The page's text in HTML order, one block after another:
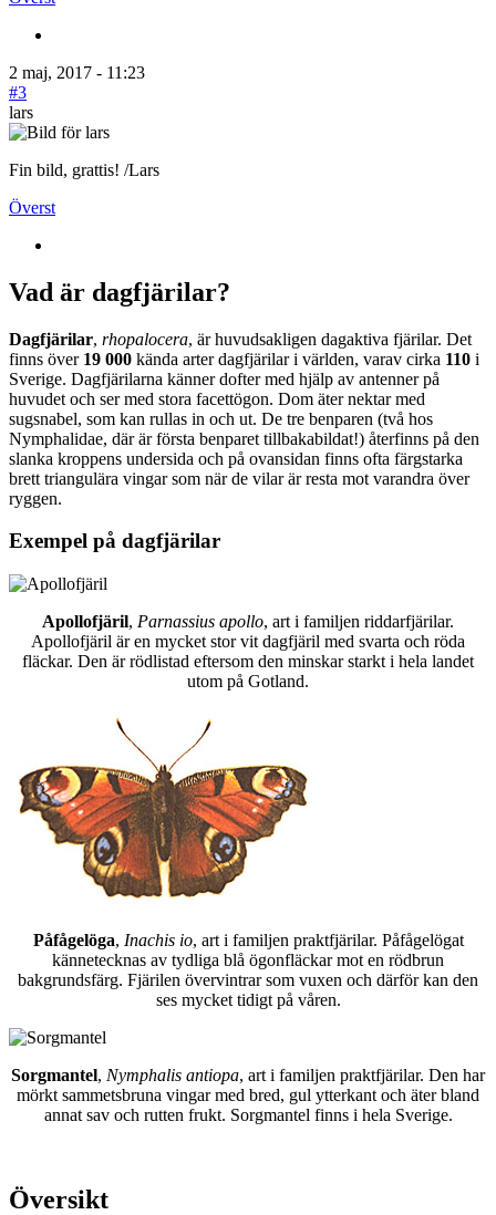
2 maj, 2017 - 11:23
#3
lars
Fin bild, grattis! /Lars
Överst
Vad är dagfjärilar?
Dagfjärilar, rhopalocera, är huvudsakligen dagaktiva fjärilar. Det
finns över 19 000 kända arter dagfjärilar i världen, varav cirka 110 i
Sverige. Dagfjärilarna känner dofter med hjälp av antenner på
huvudet och ser med stora facettögon. Dom äter nektar med
sugsnabel, som kan rullas in och ut. De tre benparen (två hos
Nymphalidae, där är första benparet tillbakabildat!) återfinns på den
slanka kroppens undersida och på ovansidan finns ofta färgstarka
brett triangulära vingar som när de vilar är resta mot varandra över
ryggen.
Exempel på dagfjärilar
Apollofjäril, Parnassius apollo, art i familjen riddarfjärilar.
Apollofjäril är en mycket stor vit dagfjäril med svarta och röda
fläckar. Den är rödlistad eftersom den minskar starkt i hela landet
utom på Gotland.
Påfågelöga, Inachis io, art i familjen praktfjärilar. Påfågelögat
kännetecknas av tydliga blå ögonfläckar mot en rödbrun
bakgrundsfärg. Fjärilen övervintrar som vuxen och därför kan den
ses mycket tidigt på våren.
Sorgmantel, Nymphalis antiopa, art i familjen praktfjärilar. Den har
mörkt sammetsbruna vingar med bred, gul ytterkant och äter bland
annat sav och rutten frukt. Sorgmantel finns i hela Sverige.
Översikt